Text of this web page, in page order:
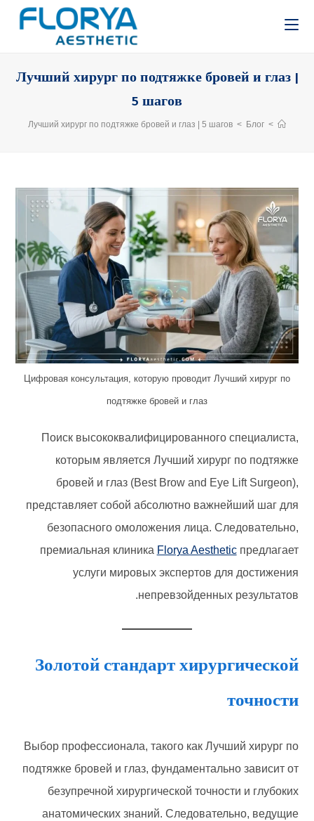
Лучший хирург по подтяжке бровей и глаз |
5 шагов
>
Блог
>
Лучший хирург по подтяжке бровей и глаз | 5 шагов
Цифровая консультация, которую проводит Лучший хирург по
подтяжке бровей и глаз
Поиск высококвалифицированного специалиста,
которым является Лучший хирург по подтяжке
бровей и глаз (Best Brow and Eye Lift Surgeon),
представляет собой абсолютно важнейший шаг для
безопасного омоложения лица. Следовательно,
премиальная клиника Florya Aestheticпредлагает
услуги мировых экспертов для достижения
непревзойденных результатов.
Золотой стандарт хирургической
точности
Выбор профессионала, такого как Лучший хирург по
подтяжке бровей и глаз, фундаментально зависит от
безупречной хирургической точности и глубоких
анатомических знаний. Следовательно, ведущие